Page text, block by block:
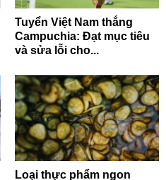
Tuyển Việt Nam thắng
Campuchia: Đạt mục tiêu
và sửa lỗi cho...
Loại thực phẩm ngon